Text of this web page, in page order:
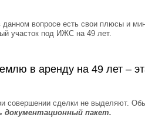
данном вопросе есть свои плюсы и
участок под ИЖС на 49 лет.
в аренду на 49 лет –
совершении сделки не выделяют.
документационный пакет.